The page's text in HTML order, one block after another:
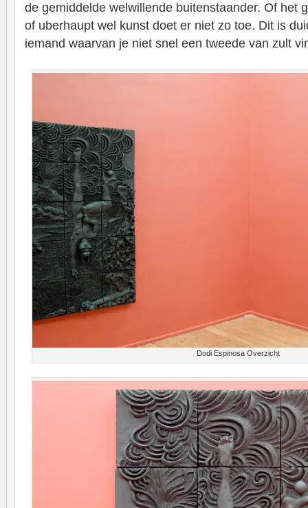
de gemiddelde welwillende buitenstaander. Of het
of uberhaupt wel kunst doet er niet zo toe. Dit is
iemand waarvan je niet snel een tweede van zult
Dodi Espinosa Overzicht